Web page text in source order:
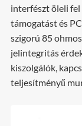
interfészt öleli fel
támogatást és
szigorú 85
jelintegritás
kiszolgálók,
teljesítményű